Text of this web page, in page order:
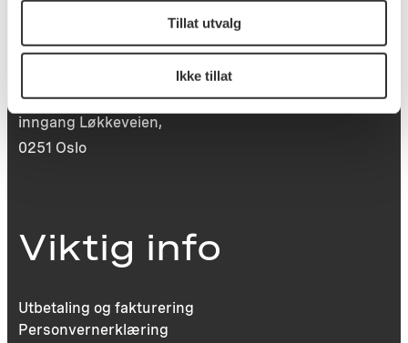
Tillat utvalg
Ikke tillat
Besøksadresse
Victoria Terrasse 11
inngang Løkkeveien,
0251 Oslo
Viktig info
Utbetaling og fakturering
Personvernerklæring